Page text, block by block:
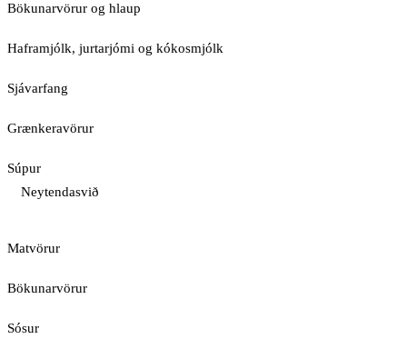
Bökunarvörur og hlaup
Haframjólk, jurtarjómi og kókosmjólk
Sjávarfang
Grænkeravörur
Súpur
Neytendasvið
Matvörur
Bökunarvörur
Sósur